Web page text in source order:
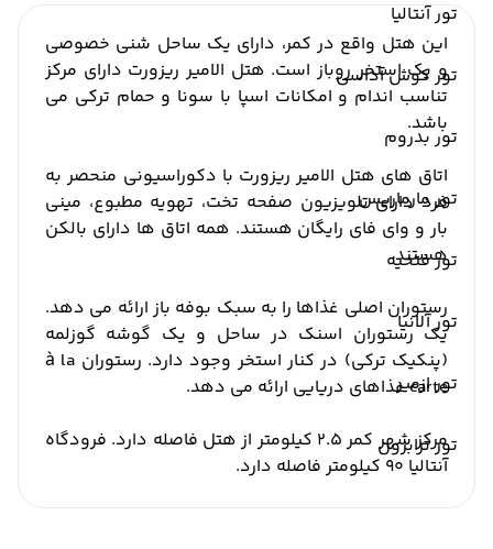
تور آنتالیا
تور کوش آداسی
تور بدروم
تور مارماریس
تور فتحیه
تور آلانیا
تور ازمیر
تور ترابزون
این هتل واقع در کمر، دارای یک ساحل شنی خصوصی
و یک استخر روباز است. هتل الامیر ریزورت دارای مرکز
تناسب اندام و امکانات اسپا با سونا و حمام ترکی می
باشد.
اتاق های هتل الامیر ریزورت با دکوراسیونی منحصر به
فرد دارای تلویزیون صفحه تخت، تهویه مطبوع، مینی
بار و وای فای رایگان هستند. همه اتاق ها دارای بالکن
هستند.
رستوران اصلی غذاها را به سبک بوفه باز ارائه می دهد.
یک رستوران اسنک در ساحل و یک گوشه گوزلمه
(پنکیک ترکی) در کنار استخر وجود دارد. رستوران à la
carte غذاهای دریایی ارائه می دهد.
مرکز شهر کمر 2.5 کیلومتر از هتل فاصله دارد. فرودگاه
آنتالیا 90 کیلومتر فاصله دارد.